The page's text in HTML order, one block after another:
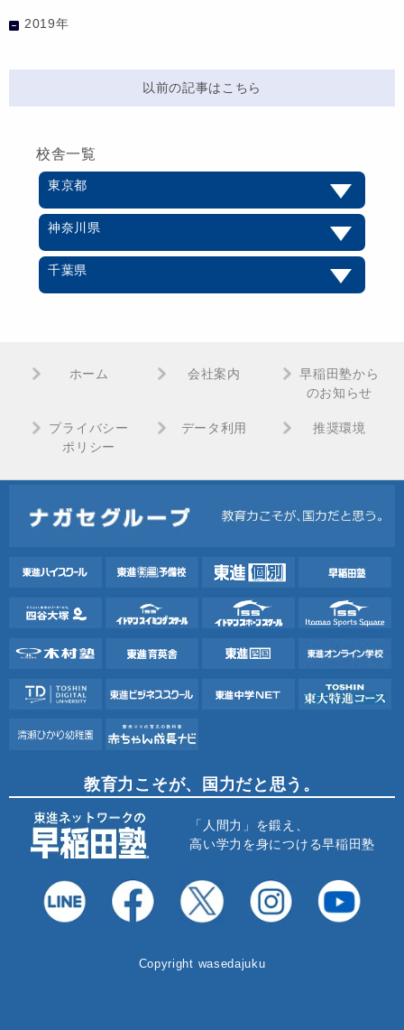
2019年
以前の記事はこちら
校舎一覧
東京都
神奈川県
千葉県
ホーム 会社案内
早稲田塾から
のお知らせ
プライバシー
ポリシー
データ利用 推奨環境
教育力こそが、国力だと思う。
「人間力」を鍛え、
高い学力を身につける早稲田塾
Copyright wasedajuku